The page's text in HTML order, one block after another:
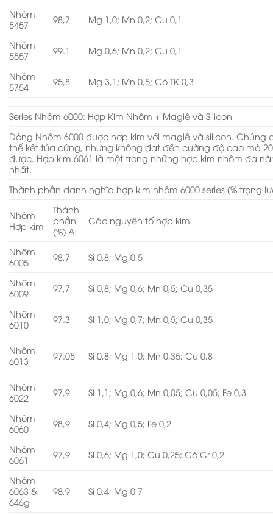
Nhôm
5457
98,7 Mg 1,0; Mn 0,2; Cu 0,1
Nhôm
5557
99.1 Mg 0,6; Mn 0,2; Cu 0,1
Nhôm
5754
95,8 Mg 3,1; Mn 0,5; Có TK 0,3
Series Nhôm 6000: Hợp Kim Nhôm + Magiê và Silicon
Dòng Nhôm 6000 được hợp kim với magiê và silicon.
thể kết tủa cứng, nhưng không đạt đến cường độ cao mà
được. Hợp kim 6061 là một trong những hợp kim nhôm đa
nhất.
Thành phần danh nghĩa hợp kim nhôm 6000 series (% trọng
Nhôm
Hợp kim
Thành
phần
(%) Al
Các nguyên tố hợp kim
Nhôm
6005
98,7 Si 0,8; Mg 0,5
Nhôm
6009
97,7 Si 0,8; Mg 0,6; Mn 0,5; Cu 0,35
Nhôm
6010
97.3 Si 1,0; Mg 0,7; Mn 0,5; Cu 0,35
Nhôm
6013
97.05 Si 0,8; Mg 1,0; Mn 0,35; Cu 0,8
Nhôm
6022
97,9 Si 1,1; Mg 0,6; Mn 0,05; Cu 0,05; Fe 0,3
Nhôm
6060
98,9 Si 0,4; Mg 0,5; Fe 0,2
Nhôm
6061
97,9 Si 0,6; Mg 1,0; Cu 0,25; Có Cr 0,2
Nhôm
6063 &
646g
98,9 Si 0,4; Mg 0,7